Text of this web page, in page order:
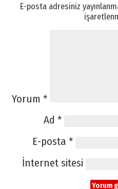
E-posta adresiniz
Yorum *
Ad *
E-posta *
İnternet sitesi